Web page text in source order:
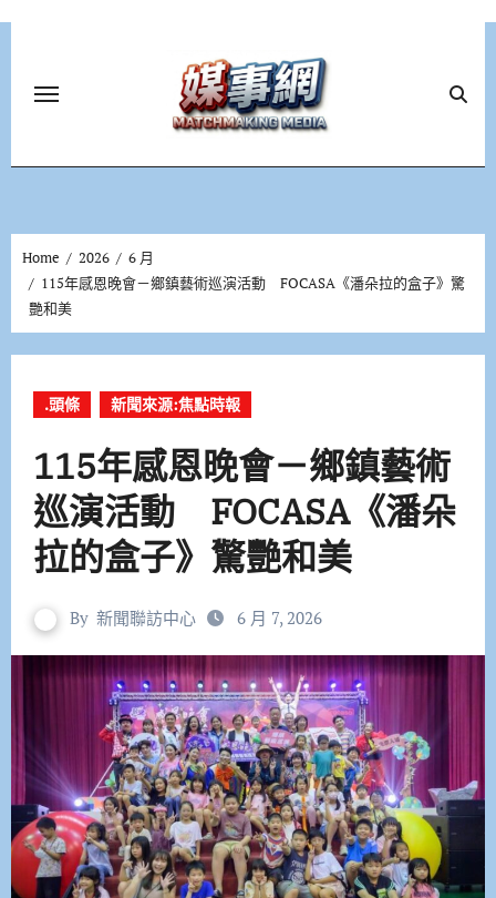
Home 2026
6 月
115年感恩晚會－鄉鎮藝術巡演活動 FOCASA《潘朵拉的盒子》驚
艷和美
.頭條 新聞來源:焦點時報
115年感恩晚會－鄉鎮藝術
巡演活動 FOCASA《潘朵
拉的盒子》驚艷和美
By 新聞聯訪中心 6 月 7, 2026